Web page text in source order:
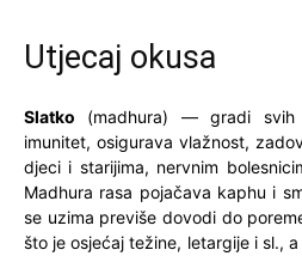
Utjecaj okusa
Slatko (madhura) — gradi
imunitet, osigurava vlažnost,
djeci i starijima, nervnim
Madhura rasa pojačava kaphu i
se uzima previše dovodi do
što je osjećaj težine, letargije i sl.,